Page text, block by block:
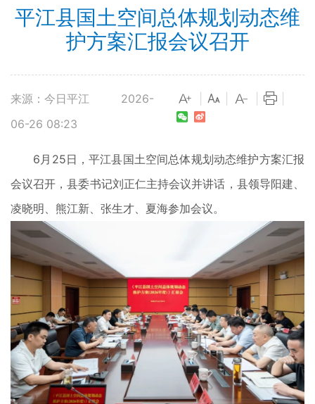
平江县国土空间总体规划动态维
护方案汇报会议召开
来源：今日平江
2026-
06-26 08:23
6月25日，平江县国土空间总体规划动态维护方案汇报
会议召开，县委书记刘正仁主持会议并讲话，县领导阳建、
凌晓明、熊江新、张生才、夏海参加会议。